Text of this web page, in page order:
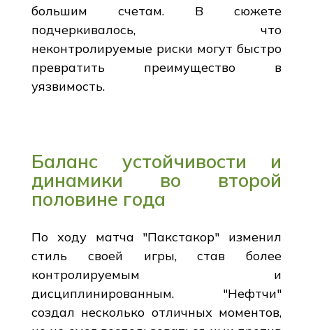
большим счетам. В сюжете
подчеркивалось, что
неконтролируемые риски могут быстро
превратить преимущество в
уязвимость.
Баланс устойчивости и
динамики во второй
половине года
По ходу матча "Пакстакор" изменил
стиль своей игры, став более
контролируемым и
дисциплинированным. "Нефтчи"
создал несколько отличных моментов,